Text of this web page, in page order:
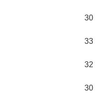
30
33
32
30